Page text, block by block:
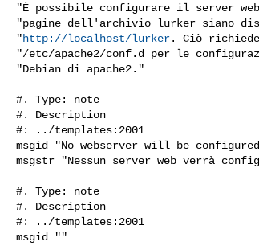
"È possibile configurare il server web
"pagine dell'archivio lurker siano
"http://localhost/lurker. Ciò
"/etc/apache2/conf.d per le
"Debian di apache2."
#. Type: note
#. Description
#: ../templates:2001
msgid "No webserver will be
msgstr "Nessun server web verrà
#. Type: note
#. Description
#: ../templates:2001
msgid ""